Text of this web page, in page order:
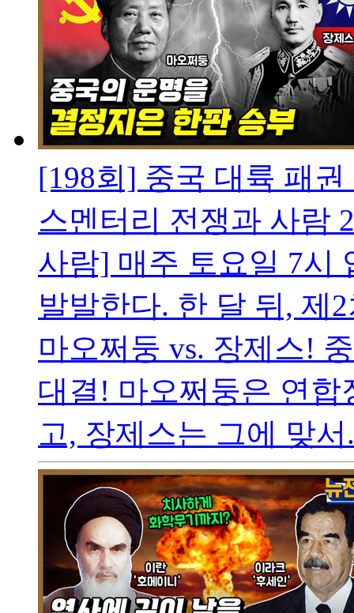
[198회] 중국 대륙 패
스멘터리 전쟁과 사람
사람] 매주 토요일 7시
발발한다. 한 달 뒤, 제
마오쩌둥 vs. 장제스!
대결! 마오쩌둥은 연
고, 장제스는 그에 맞서